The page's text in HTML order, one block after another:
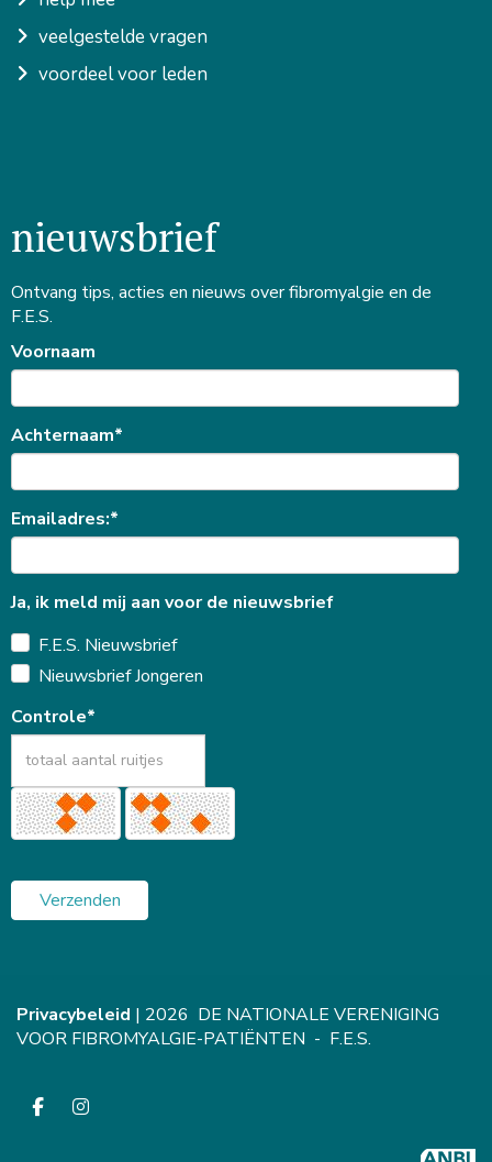
veelgestelde vragen
voordeel voor leden
nieuwsbrief
Ontvang tips, acties en nieuws over fibromyalgie en de
F.E.S.
Voornaam
Achternaam*
Emailadres:*
Ja, ik meld mij aan voor de nieuwsbrief
F.E.S. Nieuwsbrief
Nieuwsbrief Jongeren
Controle*
Verzenden
Privacybeleid | 2026 DE NATIONALE VERENIGING
VOOR FIBROMYALGIE-PATIËNTEN - F.E.S.